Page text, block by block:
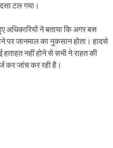
टल गया।
अधिकारियों ने बताया कि अगर बस
पर जानमाल का नुकसान होता। हादसे
नहीं होने से सभी ने राहत की
कर जांच कर रही है।